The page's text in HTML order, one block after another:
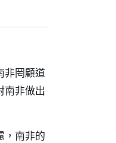
非罔顧道
南非做出
，南非的